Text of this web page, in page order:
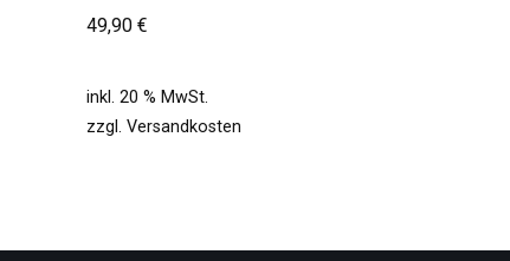
49,90€
inkl. 20 % MwSt.
zzgl.Versandkosten